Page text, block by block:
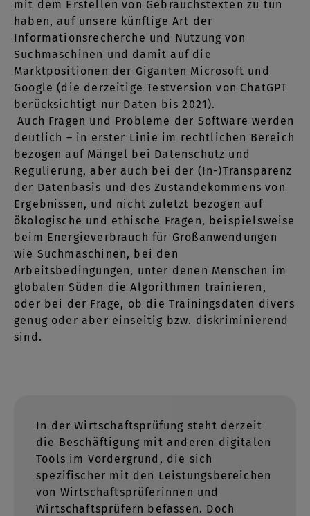
mit dem Erstellen von Gebrauchstexten zu tun
haben, auf unsere künftige Art der
Informationsrecherche und Nutzung von
Suchmaschinen und damit auf die
Marktpositionen der Giganten Microsoft und
Google (die derzeitige Testversion von ChatGPT
berücksichtigt nur Daten bis 2021).
Auch Fragen und Probleme der Software werden
deutlich – in erster Linie im rechtlichen Bereich
bezogen auf Mängel bei Datenschutz und
Regulierung, aber auch bei der (In-)Transparenz
der Datenbasis und des Zustandekommens von
Ergebnissen, und nicht zuletzt bezogen auf
ökologische und ethische Fragen, beispielsweise
beim Energieverbrauch für Großanwendungen
wie Suchmaschinen, bei den
Arbeitsbedingungen, unter denen Menschen im
globalen Süden die Algorithmen trainieren,
oder bei der Frage, ob die Trainingsdaten divers
genug oder aber einseitig bzw. diskriminierend
sind.
In der Wirtschaftsprüfung steht derzeit
die Beschäftigung mit anderen digitalen
Tools im Vordergrund, die sich
spezifischer mit den Leistungsbereichen
von Wirtschaftsprüferinnen und
Wirtschaftsprüfern befassen. Doch